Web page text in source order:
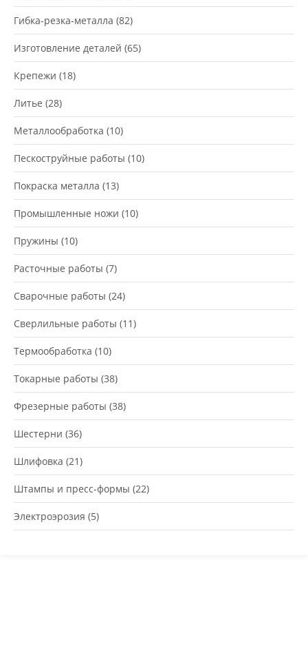
Гибка-резка-металла (82)
Изготовление деталей (65)
Крепежи (18)
Литье (28)
Металлообработка (10)
Пескоструйные работы (10)
Покраска металла (13)
Промышленные ножи (10)
Пружины (10)
Расточные работы (7)
Сварочные работы (24)
Сверлильные работы (11)
Термообработка (10)
Токарные работы (38)
Фрезерные работы (38)
Шестерни (36)
Шлифовка (21)
Штампы и пресс-формы (22)
Электроэрозия (5)